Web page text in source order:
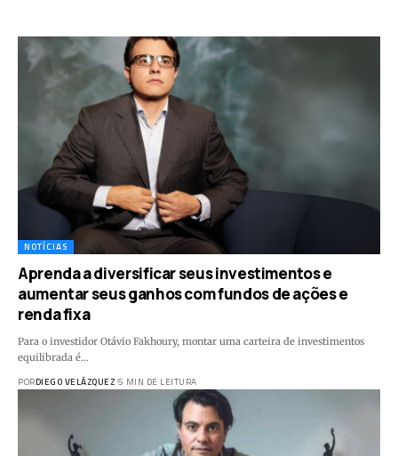
NOTÍCIAS
Aprenda a diversificar seus investimentos e
aumentar seus ganhos com fundos de ações e
renda fixa
Para o investidor Otávio Fakhoury, montar uma carteira de investimentos
equilibrada é…
PORDIEGO VELÁZQUEZ 5 MIN DE LEITURA